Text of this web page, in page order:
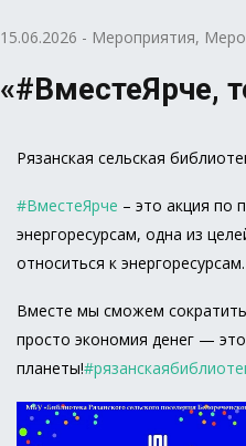
15.06.2026 - Мероприятия,
«#ВместеЯрче,
Рязанская сельская
#ВместеЯрче – это акция по
энергоресурсам, одна из
относиться к энергоресурсам.
Вместе мы сможем
просто экономия денег —
планеты!